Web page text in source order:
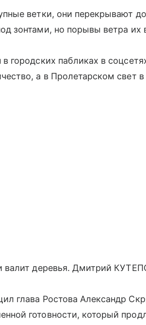
ветки, они перекрывают
зонтами, но порывы ветра
городских пабликах в
а в Пролетарском свет
валит деревья. Дмитрий
глава Ростова Александр
готовности, который